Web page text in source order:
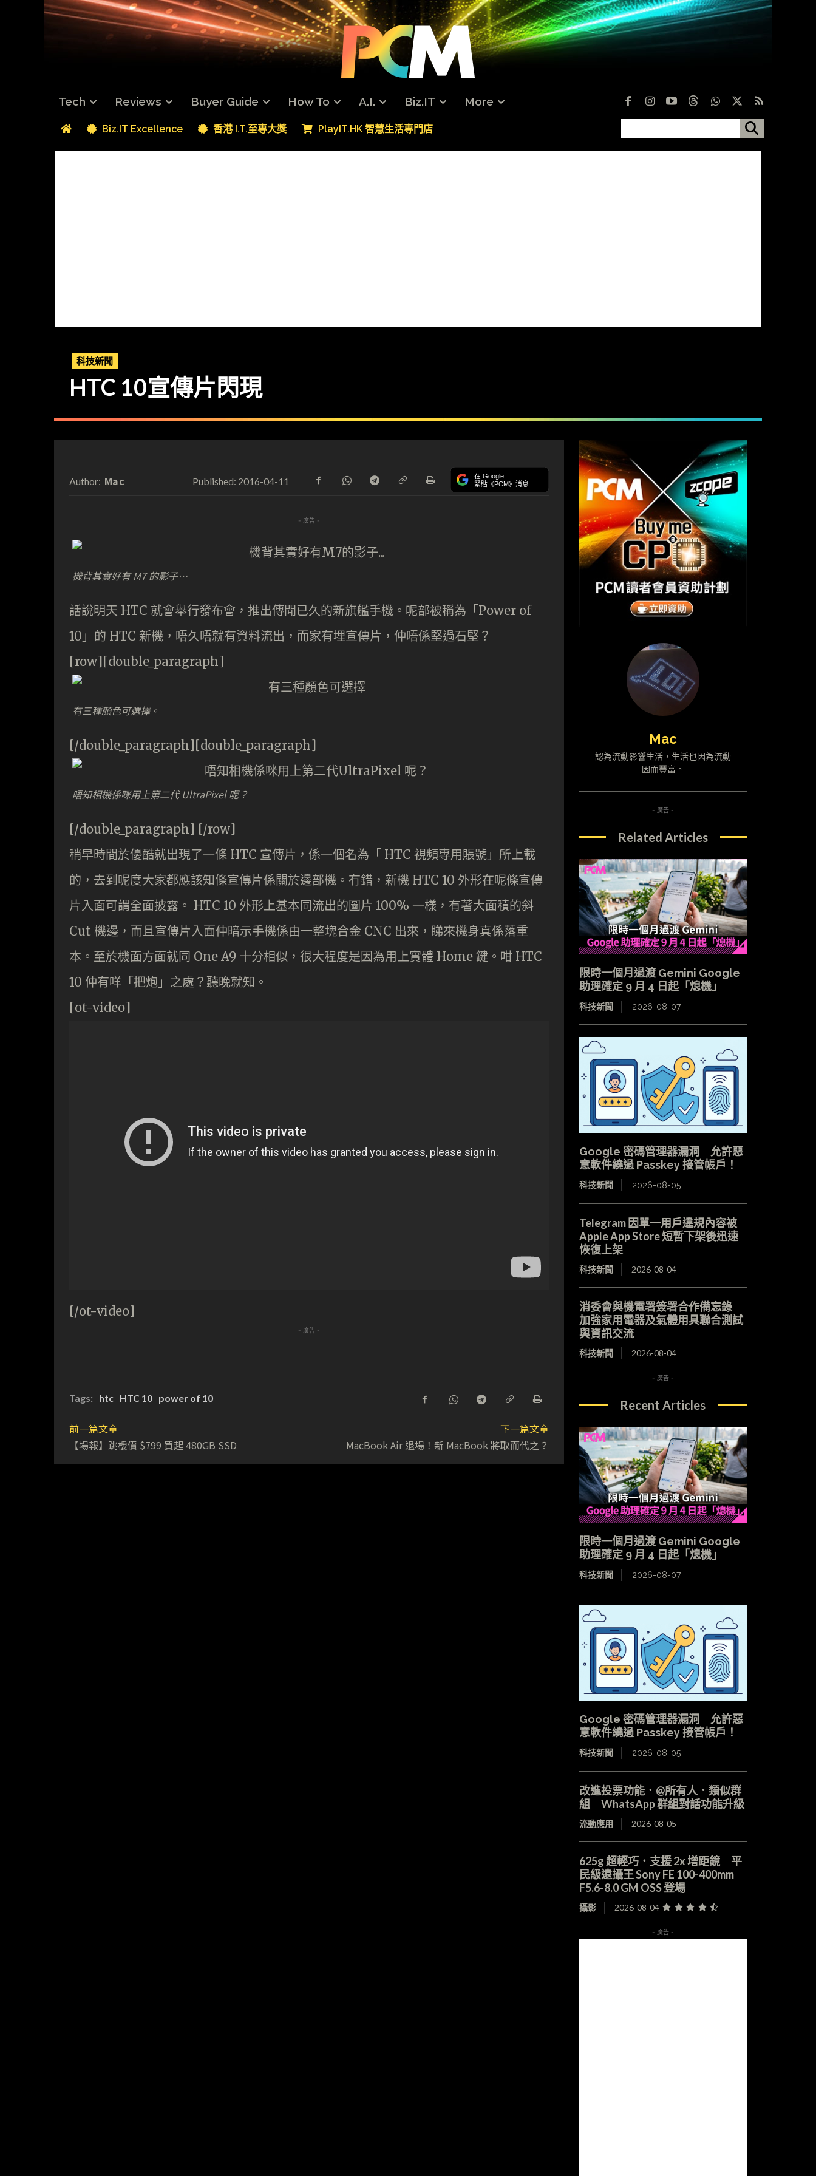
Tech Reviews Buyer Guide How To A.I. Biz.IT More
Biz.IT Excellence 香港 I.T.至專大獎 PlayIT.HK 智慧生活專門店
科技新聞
HTC 10宣傳片閃現
Author: Mac Published: 2016-04-11 在 Google
緊貼《PCM》消息
- 廣告 -
機背其實好有 M7 的影子…
話說明天 HTC 就會舉行發布會，推出傳聞已久的新旗艦手機。呢部被稱為「Power of
10」的 HTC 新機，唔久唔就有資料流出，而家有埋宣傳片，仲唔係堅過石堅？
[row][double_paragraph]
有三種顏色可選擇。
[/double_paragraph][double_paragraph]
唔知相機係咪用上第二代 UltraPixel 呢？
[/double_paragraph] [/row]
稍早時間於優酷就出現了一條 HTC 宣傳片，係一個名為「 HTC 視頻專用賬號」所上載
的，去到呢度大家都應該知條宣傳片係關於邊部機。冇錯，新機 HTC 10 外形在呢條宣傳
片入面可謂全面披露。 HTC 10 外形上基本同流出的圖片 100% 一樣，有著大面積的斜
Cut 機邊，而且宣傳片入面仲暗示手機係由一整塊合金 CNC 出來，睇來機身真係落重
本。至於機面方面就同 One A9 十分相似，很大程度是因為用上實體 Home 鍵。咁 HTC
10 仲有咩「把炮」之處？聽晚就知。
[ot-video]
[/ot-video]
- 廣告 -
Tags: htc HTC 10 power of 10
前一篇文章
【場報】跳樓價 $799 買起 480GB SSD
下一篇文章
MacBook Air 退場！新 MacBook 將取而代之？
Mac
認為流動影響生活，生活也因為流動
因而豐富。
- 廣告 -
Related Articles
限時一個月過渡 Gemini Google
助理確定 9 月 4 日起「熄機」
科技新聞 2026-08-07
Google 密碼管理器漏洞 允許惡
意軟件繞過 Passkey 接管帳戶！
科技新聞 2026-08-05
Telegram 因單一用戶違規內容被
Apple App Store 短暫下架後迅速
恢復上架
科技新聞 2026-08-04
消委會與機電署簽署合作備忘錄
加強家用電器及氣體用具聯合測試
與資訊交流
科技新聞 2026-08-04
- 廣告 -
Recent Articles
限時一個月過渡 Gemini Google
助理確定 9 月 4 日起「熄機」
科技新聞 2026-08-07
Google 密碼管理器漏洞 允許惡
意軟件繞過 Passkey 接管帳戶！
科技新聞 2026-08-05
改進投票功能．@所有人．類似群
組 WhatsApp 群組對話功能升級
流動應用 2026-08-05
625g 超輕巧．支援 2x 增距鏡 平
民級遠攝王 Sony FE 100-400mm
F5.6-8.0 GM OSS 登場
攝影 2026-08-04
- 廣告 -